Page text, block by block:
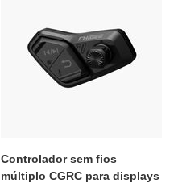
Controlador sem fios
múltiplo CGRC para displays